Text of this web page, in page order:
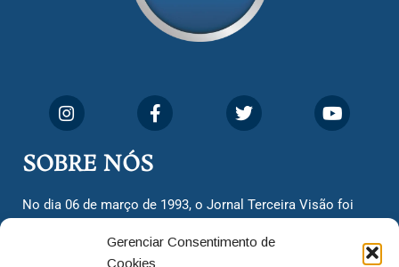
Gerenciar Consentimento de
Cookies
SOBRE NÓS
No dia 06 de março de 1993, o Jornal Terceira Visão foi
cidadãos valinhenses, já que naquela época só existiam